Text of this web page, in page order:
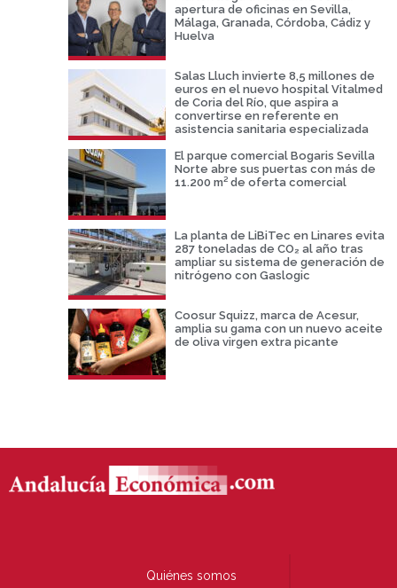
apertura de oficinas en Sevilla,
Málaga, Granada, Córdoba, Cádiz y
Huelva
Salas Lluch invierte 8,5 millones de
euros en el nuevo hospital Vitalmed
de Coria del Río, que aspira a
convertirse en referente en
asistencia sanitaria especializada
El parque comercial Bogaris Sevilla
Norte abre sus puertas con más de
11.200 m² de oferta comercial
La planta de LiBiTec en Linares evita
287 toneladas de CO₂ al año tras
ampliar su sistema de generación de
nitrógeno con Gaslogic
Coosur Squizz, marca de Acesur,
amplia su gama con un nuevo aceite
de oliva virgen extra picante
Quiénes somos